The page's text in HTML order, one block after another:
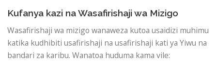
Kufanya kazi na Wasafirishaji wa Mizigo
Wasafirishaji wa mizigo wanaweza kutoa usaidizi muhimu
katika kudhibiti usafirishaji na usafirishaji kati ya Yiwu na
bandari za karibu. Wanatoa huduma kama vile: